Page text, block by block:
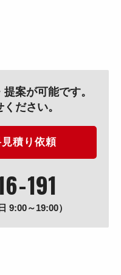
案が可能です。
ださい。
積り依頼
-191
9:00～19:00）